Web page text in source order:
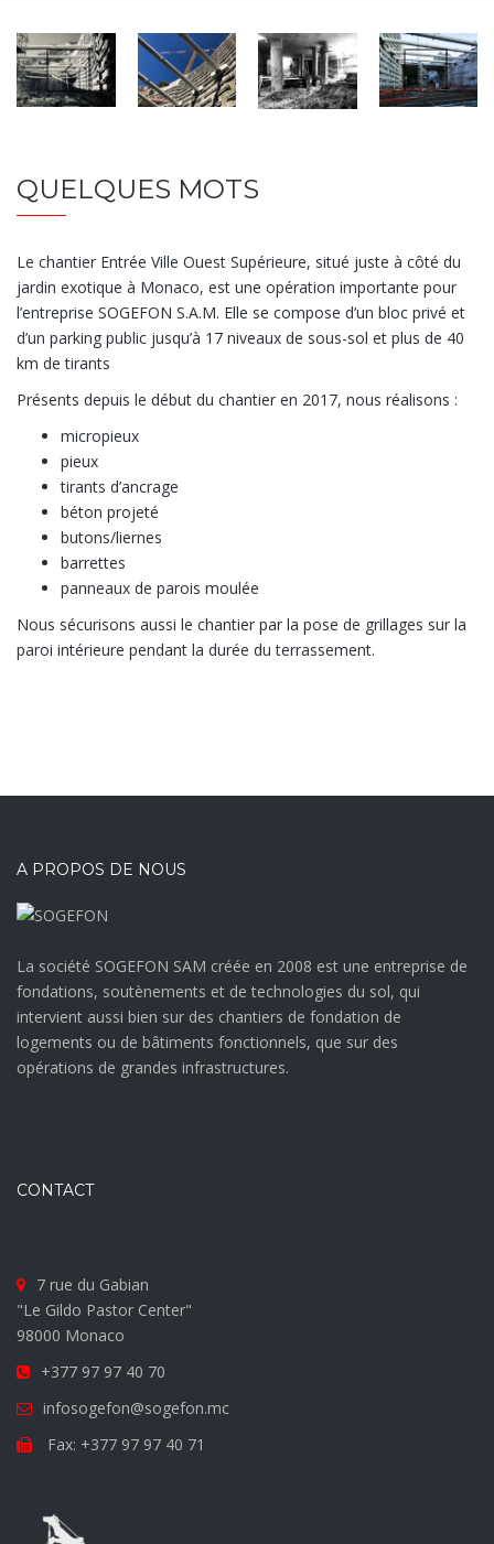
QUELQUES MOTS
Le chantier Entrée Ville Ouest Supérieure, situé juste à côté du
jardin exotique à Monaco, est une opération importante pour
l’entreprise SOGEFON S.A.M. Elle se compose d’un bloc privé et
d’un parking public jusqu’à 17 niveaux de sous-sol et plus de 40
km de tirants
Présents depuis le début du chantier en 2017, nous réalisons :
micropieux
pieux
tirants d’ancrage
béton projeté
butons/liernes
barrettes
panneaux de parois moulée
Nous sécurisons aussi le chantier par la pose de grillages sur la
paroi intérieure pendant la durée du terrassement.
A PROPOS DE NOUS
La société SOGEFON SAM créée en 2008 est une entreprise de
fondations, soutènements et de technologies du sol, qui
intervient aussi bien sur des chantiers de fondation de
logements ou de bâtiments fonctionnels, que sur des
opérations de grandes infrastructures.
CONTACT
7 rue du Gabian
"Le Gildo Pastor Center"
98000 Monaco
+377 97 97 40 70
infosogefon@sogefon.mc
Fax: +377 97 97 40 71